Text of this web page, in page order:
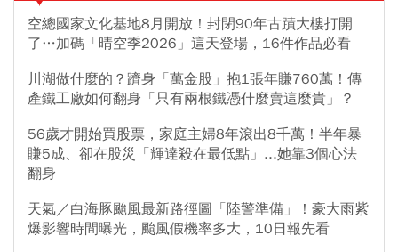
空總國家文化基地8月開放！封閉90年古蹟大樓打開
了…加碼「晴空季2026」這天登場，16件作品必看
川湖做什麼的？躋身「萬金股」抱1張年賺760萬！傳
產鐵工廠如何翻身「只有兩根鐵憑什麼賣這麼貴」？
56歲才開始買股票，家庭主婦8年滾出8千萬！半年暴
賺5成、卻在股災「輝達殺在最低點」...她靠3個心法
翻身
天氣／白海豚颱風最新路徑圖「陸警準備」！豪大雨紫
爆影響時間曝光，颱風假機率多大，10日報先看